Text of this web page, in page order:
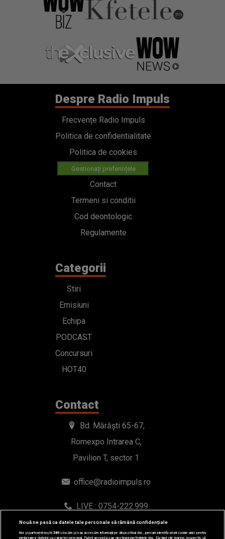
Despre Radio Impuls
Frecvențe Radio Impuls
Politica de confidentialitate
Politica de cookies
Gestionați preferințele
Contact
Termeni si conditii
Cod deontologic
Regulamente
Categorii
Stiri
Emisiuni
Echipa
PODCAST
Concursuri
HOT40
Contact
Bd. Mărăști 65-67,
Romexpo Intrarea C,
Pavilion T, sector 1
office@radioimpuls.ro
LIVE : 0754-222.999
WhatsApp: 0754-222.999
Nouă ne pasă ca datele tale personale să rămână confidențiale
Noi și partenerii noștri589stocăm și/sau accesăm informații pe dispozitivul dvs., precum identificatorii cookie unici pentru
prelucrarea datelor cu caracter personal. Puteți accepta sau gestiona preferințele dvs. făcând clic mai jos, respectiv vă